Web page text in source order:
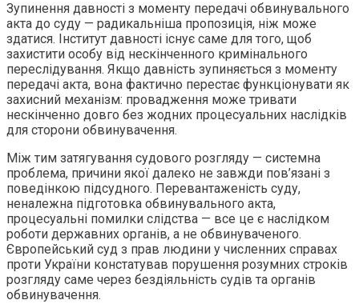
Зупинення давності з моменту передачі обвинувального
акта до суду — радикальніша пропозиція, ніж може
здатися. Інститут давності існує саме для того, щоб
захистити особу від нескінченного кримінального
переслідування. Якщо давність зупиняється з моменту
передачі акта, вона фактично перестає функціонувати як
захисний механізм: провадження може тривати
нескінченно довго без жодних процесуальних наслідків
для сторони обвинувачення.
Між тим затягування судового розгляду — системна
проблема, причини якої далеко не завжди пов’язані з
поведінкою підсудного. Перевантаженість суду,
неналежна підготовка обвинувального акта,
процесуальні помилки слідства — все це є наслідком
роботи державних органів, а не обвинуваченого.
Європейський суд з прав людини у численних справах
проти України констатував порушення розумних строків
розгляду саме через бездіяльність судів та органів
обвинувачення.